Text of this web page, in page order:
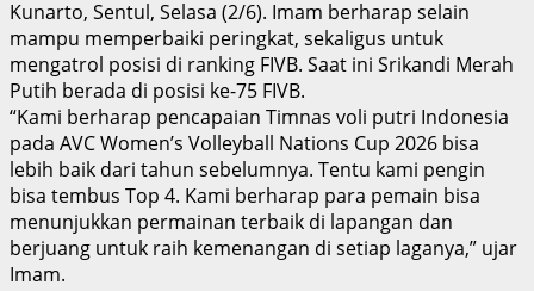
Kunarto, Sentul, Selasa (2/6). Imam berharap selain
mampu memperbaiki peringkat, sekaligus untuk
mengatrol posisi di ranking FIVB. Saat ini Srikandi Merah
Putih berada di posisi ke-75 FIVB.
“Kami berharap pencapaian Timnas voli putri Indonesia
pada AVC Women’s Volleyball Nations Cup 2026 bisa
lebih baik dari tahun sebelumnya. Tentu kami pengin
bisa tembus Top 4. Kami berharap para pemain bisa
menunjukkan permainan terbaik di lapangan dan
berjuang untuk raih kemenangan di setiap laganya,” ujar
Imam.